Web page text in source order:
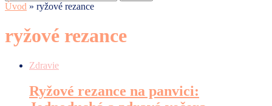
Úvod » ryžové rezance
ryžové rezance
Zdravie
Ryžové rezance na panvici: